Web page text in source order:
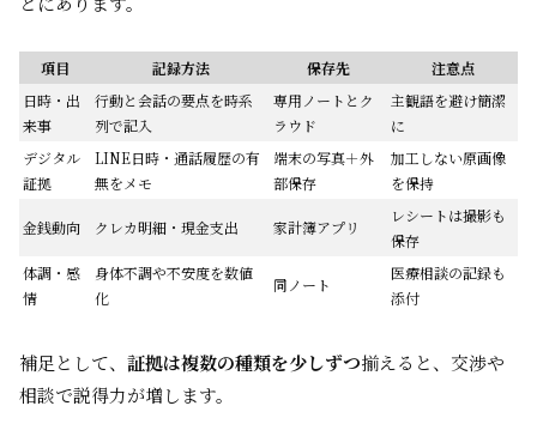
項目 記録方法 保存先
注意点
日時・出
来事
行動と会話の要点を時系
列で記入
専用ノートとク
ラウド
主観語を避け簡潔
に
デジタル
証拠
LINE日時・通話履歴の有
無をメモ
端末の写真＋外
部保存
加工しない原画像
を保持
金銭動向 クレカ明細・現金支出 家計簿アプリ
レシートは撮影も
保存
体調・感
情
身体不調や不安度を数値
化
同ノート
医療相談の記録も
添付
補足として、 証拠は複数の種類を少しずつ揃えると、交渉や
相談で説得力が増します。